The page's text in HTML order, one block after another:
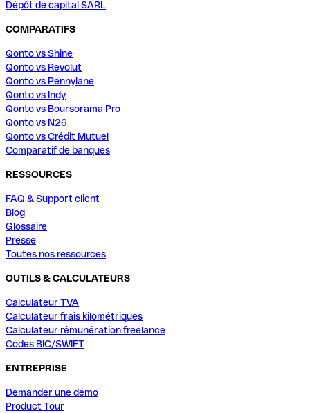
Dépôt de capital SARL
COMPARATIFS
Qonto vs Shine
Qonto vs Revolut
Qonto vs Pennylane
Qonto vs Indy
Qonto vs Boursorama Pro
Qonto vs N26
Qonto vs Crédit Mutuel
Comparatif de banques
RESSOURCES
FAQ & Support client
Blog
Glossaire
Presse
Toutes nos ressources
OUTILS & CALCULATEURS
Calculateur TVA
Calculateur frais kilométriques
Calculateur rémunération freelance
Codes BIC/SWIFT
ENTREPRISE
Demander une démo
Product Tour